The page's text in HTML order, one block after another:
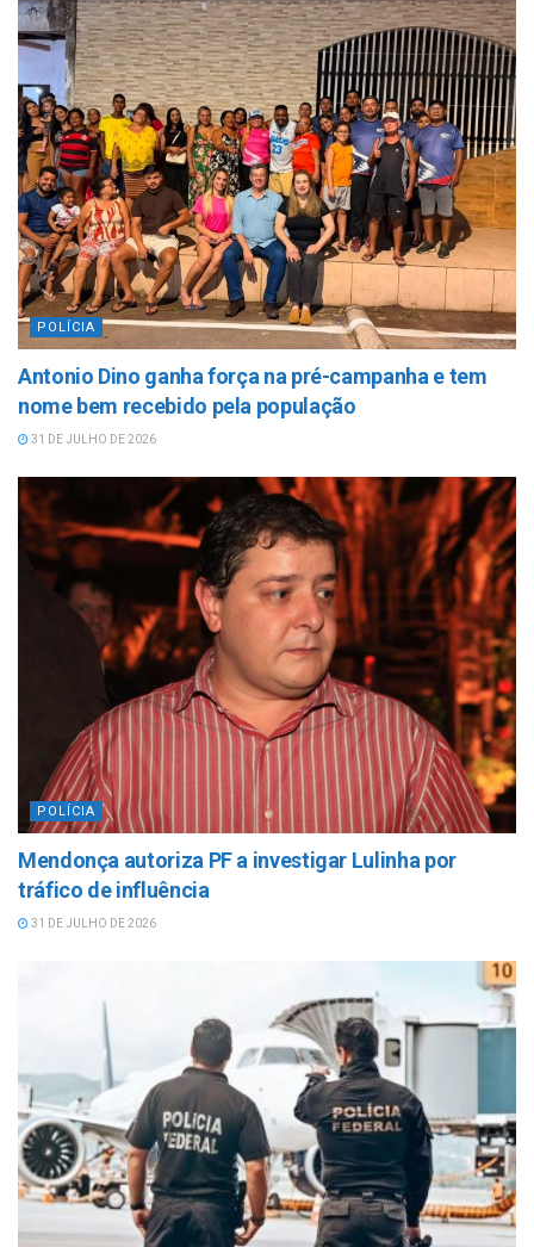
POLÍCIA
Antonio Dino ganha força na pré-campanha e tem
nome bem recebido pela população
31 DE JULHO DE 2026
POLÍCIA
Mendonça autoriza PF a investigar Lulinha por
tráfico de influência
31 DE JULHO DE 2026